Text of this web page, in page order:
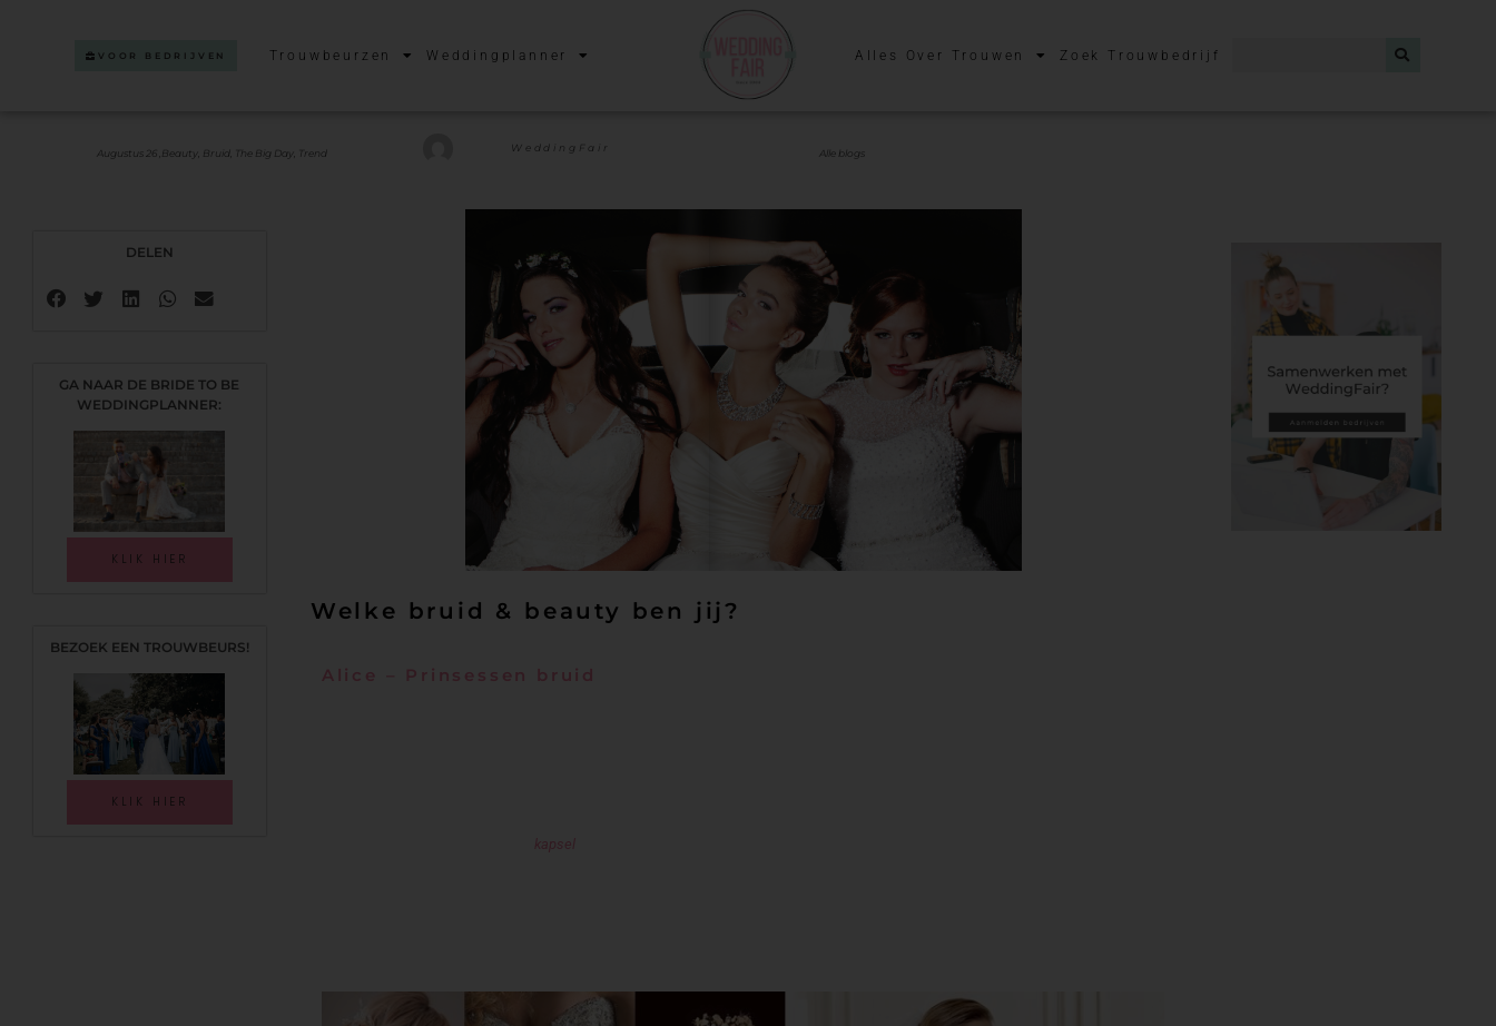
VOOR BEDRIJVEN Trouwbeurzen Weddingplanner Alles Over Trouwen Zoek Trouwbedrijf
Augustus 26 , Beauty Bruid, The Big Day Trend WeddingFair Alle blogs
DELEN
GA NAAR DE BRIDE TO BE
WEDDINGPLANNER:
KLIK HIER
BEZOEK EEN TROUWBEURS!
KLIK HIER
Welke bruid & beauty ben jij?
Alice – Prinsessen bruid
kapselmag iets losser! Tegenwoordig is niet elk haartje meer weggewerkt met pinnetjes en haarlak.